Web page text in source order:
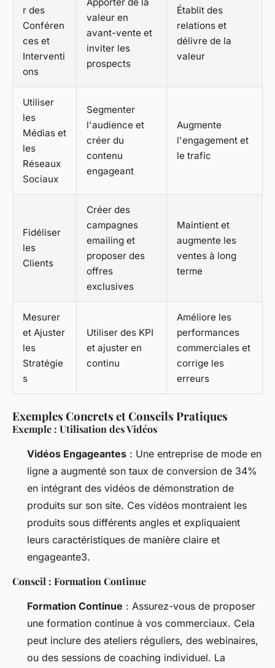
r des
Conféren
ces et
Interventi
ons
valeur en
avant-vente et
inviter les
prospects
Établit des
relations et
délivre de la
valeur
Utiliser
les
Médias et
les
Réseaux
Sociaux
Segmenter
l'audience et
créer du
contenu
engageant
Augmente
l'engagement et
le trafic
Fidéliser
les
Clients
Créer des
campagnes
emailing et
proposer des
offres
exclusives
Maintient et
augmente les
ventes à long
terme
Mesurer
et Ajuster
les
Stratégie
s
Utiliser des KPI
et ajuster en
continu
Améliore les
performances
commerciales et
corrige les
erreurs
Exemples Concrets et Conseils Pratiques
Exemple : Utilisation des Vidéos
Vidéos Engageantes : Une entreprise de mode en
ligne a augmenté son taux de conversion de 34%
en intégrant des vidéos de démonstration de
produits sur son site. Ces vidéos montraient les
produits sous différents angles et expliquaient
leurs caractéristiques de manière claire et
engageante3.
Conseil : Formation Continue
Formation Continue : Assurez-vous de proposer
une formation continue à vos commerciaux. Cela
peut inclure des ateliers réguliers, des webinaires,
ou des sessions de coaching individuel. La